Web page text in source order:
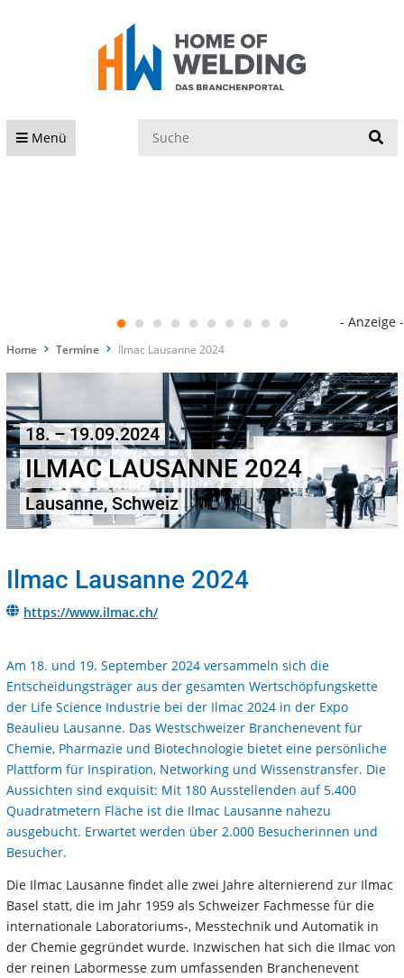
Menü
- Anzeige -
Home Termine Ilmac Lausanne 2024
18. – 19.09.2024
ILMAC LAUSANNE 2024
Lausanne, Schweiz
Ilmac Lausanne 2024
https://www.ilmac.ch/
Am 18. und 19. September 2024 versammeln sich die
Entscheidungsträger aus der gesamten Wertschöpfungskette
der Life Science Industrie bei der Ilmac 2024 in der Expo
Beaulieu Lausanne. Das Westschweizer Branchenevent für
Chemie, Pharmazie und Biotechnologie bietet eine persönliche
Plattform für Inspiration, Networking und Wissenstransfer. Die
Aussichten sind exquisit: Mit 180 Ausstellenden auf 5.400
Quadratmetern Fläche ist die Ilmac Lausanne nahezu
ausgebucht. Erwartet werden über 2.000 Besucherinnen und
Besucher.
Die Ilmac Lausanne findet alle zwei Jahre alternierend zur Ilmac
Basel statt, die im Jahr 1959 als Schweizer Fachmesse für die
internationale Laboratoriums-, Messtechnik und Automatik in
der Chemie gegründet wurde. Inzwischen hat sich die Ilmac von
der reinen Labormesse zum umfassenden Branchenevent